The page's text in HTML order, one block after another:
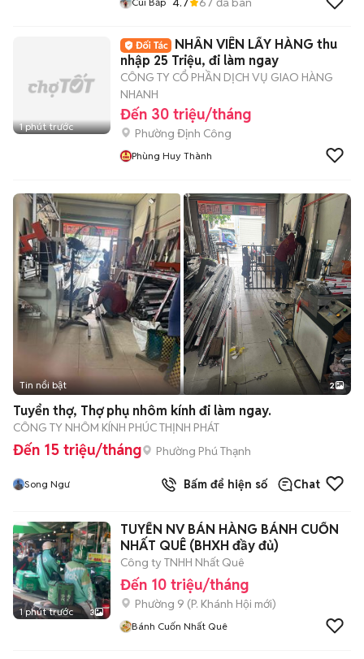
1 phút trước
NHÂN VIÊN LẤY HÀNG thu
nhập 25 Triệu, đi làm ngay
CÔNG TY CỔ PHẦN DỊCH VỤ GIAO HÀNG
NHANH
Đến 30 triệu/tháng
Phường Định Công
Phùng Huy Thành
Tin nổi bật 2
Tuyển thợ, Thợ phụ nhôm kính đi làm ngay.
CÔNG TY NHÔM KÍNH PHÚC THỊNH PHÁT
Đến 15 triệu/tháng Phường Phú Thạnh
Song Ngư Bấm để hiện số Chat
1 phút trước 3
TUYỂN NV BÁN HÀNG BÁNH CUỐN
NHẤT QUÊ (BHXH đầy đủ)
Công ty TNHH Nhất Quê
Đến 10 triệu/tháng
Phường 9 (P. Khánh Hội mới)
Bánh Cuốn Nhất Quê